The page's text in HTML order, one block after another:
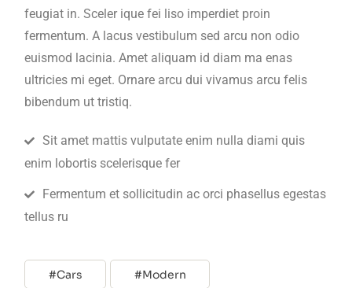
feugiat in. Sceler ique fei liso imperdiet proin
fermentum. A lacus vestibulum sed arcu non odio
euismod lacinia. Amet aliquam id diam ma enas
ultricies mi eget. Ornare arcu dui vivamus arcu felis
bibendum ut tristiq.
Sit amet mattis vulputate enim nulla diami quis
enim lobortis scelerisque fer
Fermentum et sollicitudin ac orci phasellus egestas
tellus ru
Cars Modern